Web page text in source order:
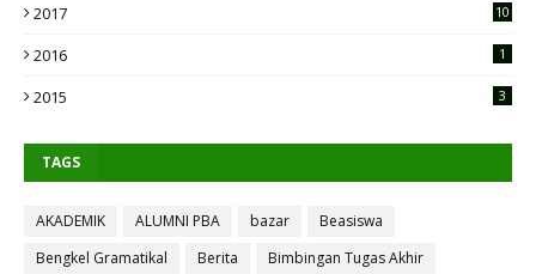
2017 10
2016 1
2015 3
TAGS
AKADEMIK ALUMNI PBA bazar
Beasiswa
Bengkel Gramatikal
Berita
Bimbingan Tugas Akhir